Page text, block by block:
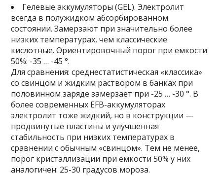
Гелевые аккумуляторы (GEL). Электролит
всегда в полужидком абсорбированном
состоянии. Замерзают при значительно более
низких температурах, чем классические
кислотные. Ориентировочный порог при емкости
50%: -35 … -45 °.
Для сравнения: среднестатистическая «классика»
со свинцом и жидким раствором в банках при
половинном заряде замерзает при -25 … -30 °. В
более современных EFB-аккумуляторах
электролит тоже жидкий, но в конструкции —
продвинутые пластины и улучшенная
стабильность при низких температурах в
сравнении с обычным «свинцом». Тем не менее,
порог кристаллизации при емкости 50% у них
аналогичен: 25-30 градусов мороза.